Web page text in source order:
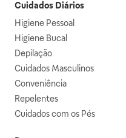
Cuidados Diários
Higiene Pessoal
Higiene Bucal
Depilação
Cuidados Masculinos
Conveniência
Repelentes
Cuidados com os Pés